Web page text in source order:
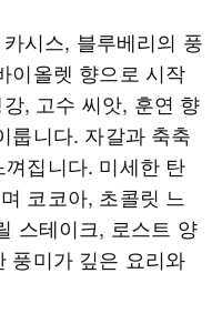
시스, 블루베리의 풍
이올렛 향으로 시작
, 고수 씨앗, 훈연 향
룹니다. 자갈과 축축
집니다. 미세한 탄
코코아, 초콜릿 느
스테이크, 로스트 양
풍미가 깊은 요리와